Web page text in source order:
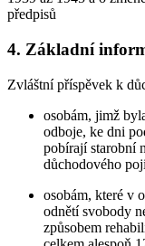
předpisů
4. Základní
Zvláštní příspěvek k
osobám, jimž
odboje, ke dni
pobírají starobní
důchodového
osobám, které v
odnětí svobody
způsobem